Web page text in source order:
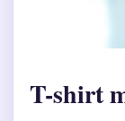
T-shirt